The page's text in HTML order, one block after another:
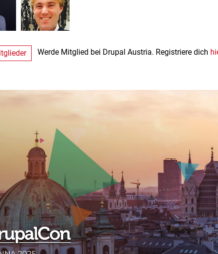
Werde Mitglied bei Drupal Austria. Registriere dich